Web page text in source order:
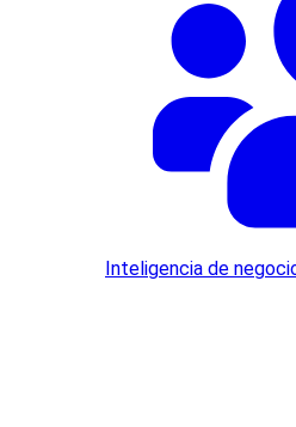
Inteligencia de